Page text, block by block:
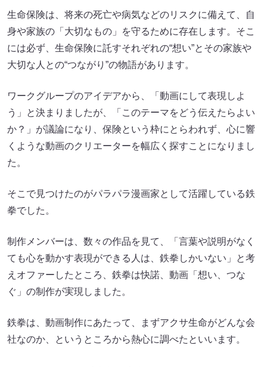
生命保険は、将来の死亡や病気などのリスクに備えて、自
身や家族の「大切なもの」を守るために存在します。そこ
には必ず、生命保険に託すそれぞれの“想い”とその家族や
大切な人との“つながり”の物語があります。
ワークグループのアイデアから、「動画にして表現しよ
う」と決まりましたが、「このテーマをどう伝えたらよい
か？」が議論になり、保険という枠にとらわれず、心に響
くような動画のクリエーターを幅広く探すことになりまし
た。
そこで見つけたのがパラパラ漫画家として活躍している鉄
拳でした。
制作メンバーは、数々の作品を見て、「言葉や説明がなく
ても心を動かす表現ができる人は、鉄拳しかいない」と考
えオファーしたところ、鉄拳は快諾、動画「想い、つな
ぐ」の制作が実現しました。
鉄拳は、動画制作にあたって、まずアクサ生命がどんな会
社なのか、というところから熱心に調べたといいます。